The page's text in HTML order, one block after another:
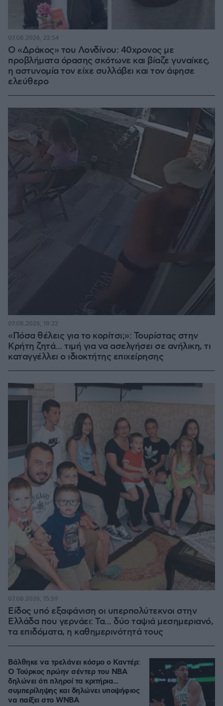
Ο «Δράκος» του Λονδίνου: 40χρονος με
προβλήματα όρασης σκότωνε και βίαζε γυναίκες,
η αστυνομία τον είχε συλλάβει και τον άφησε
ελεύθερο
07.08.2026, 22:54
«Πόσα θέλεις για το κορίτσι;»: Τουρίστας στην
Κρήτη ζητά... τιμή για να ασελγήσει σε ανήλικη, τι
καταγγέλλει ο ιδιοκτήτης επιχείρησης
07.08.2026, 18:22
Είδος υπό εξαφάνιση οι υπερπολύτεκνοι στην
Ελλάδα που γερνάει: Τα... δύο ταψιά μεσημεριανό,
τα επιδόματα, η καθημερινότητά τους
07.08.2026, 15:59
Βάλθηκε να τρελάνει κόσμο ο Καντέρ:
Ο Τούρκος πρώην σέντερ του NBA
δηλώνει ότι πληροί τα κριτήρια...
συμπερίληψης και δηλώνει υποψήφιος
να παίξει στο WNBA